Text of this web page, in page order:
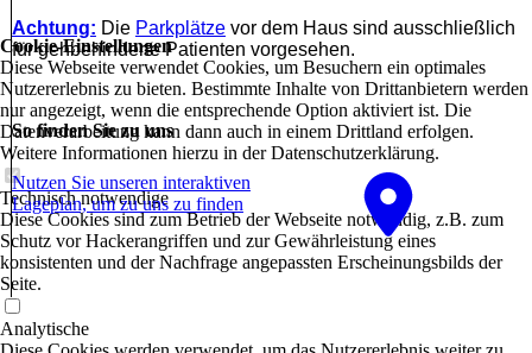
Achtung: Die Parkplätzevor dem Haus sind ausschließlich
für gehbehinderte Patienten vorgesehen.
So finden Sie zu uns
Nutzen Sie unseren interaktiven
La­ge­plan, um zu uns zu finden
Cookie-Einstellungen
Diese Webseite verwendet Cookies, um Besuchern ein optimales
Nutzererlebnis zu bieten. Bestimmte Inhalte von Drittanbietern werden
nur angezeigt, wenn die entsprechende Option aktiviert ist. Die
Datenverarbeitung kann dann auch in einem Drittland erfolgen.
Weitere Informationen hierzu in der Datenschutzerklärung.
Technisch notwendige
Diese Cookies sind zum Betrieb der Webseite notwendig, z.B. zum
Schutz vor Hackerangriffen und zur Gewährleistung eines
konsistenten und der Nachfrage angepassten Erscheinungsbilds der
Seite.
Analytische